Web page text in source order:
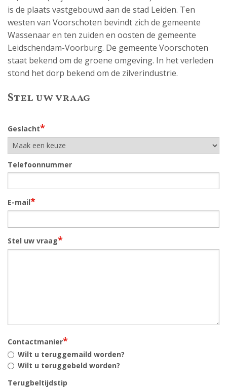
is de plaats vastgebouwd aan de stad Leiden. Ten
westen van Voorschoten bevindt zich de gemeente
Wassenaar en ten zuiden en oosten de gemeente
Leidschendam-Voorburg. De gemeente Voorschoten
staat bekend om de groene omgeving. In het verleden
stond het dorp bekend om de zilverindustrie.
Stel uw vraag
Geslacht*
Telefoonnummer
E-mail*
Stel uw vraag*
Contactmanier*
Wilt u teruggemaild worden?
Wilt u teruggebeld worden?
Terugbeltijdstip